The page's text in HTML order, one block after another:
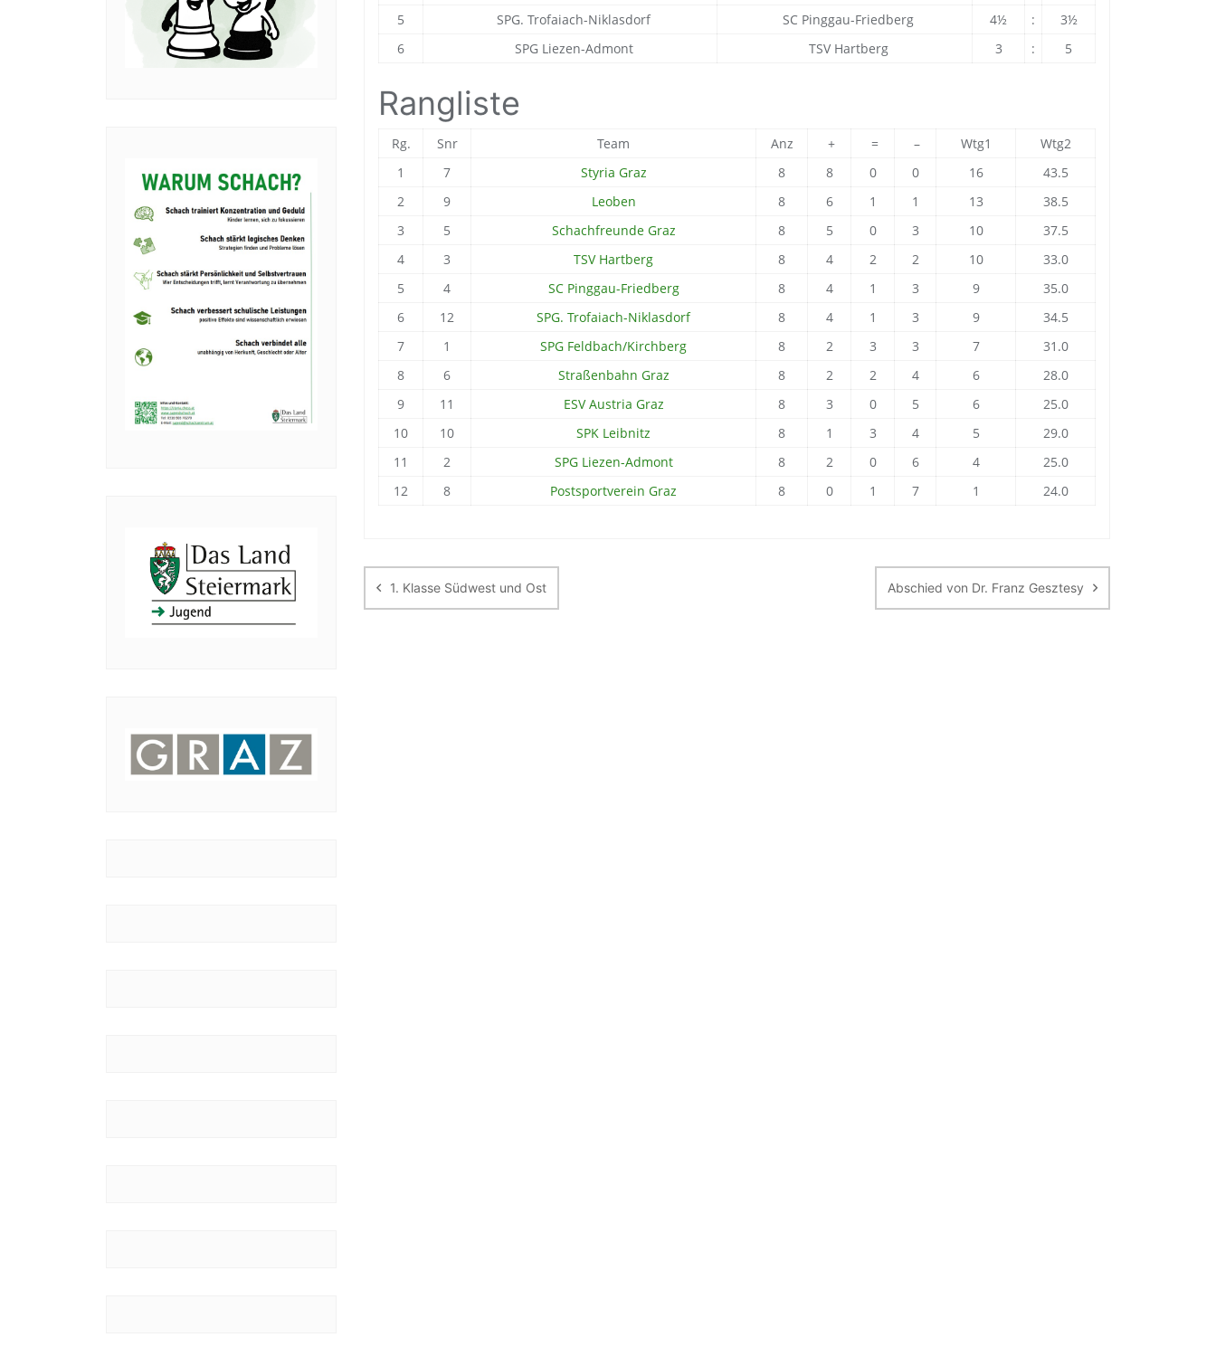
5
SPG. Trofaiach-Niklasdorf SC Pinggau-Friedberg 4½ :
3½
6
SPG Liezen-Admont TSV Hartberg 3 : 5
Rangliste
Rg. Snr Team Anz + = – Wtg1
Wtg2
1
7 Styria Graz 8 8 0 0 16
43.5
2
9 Leoben 8 6 1 1 13
38.5
3
5 Schachfreunde Graz 8 5 0 3 10
37.5
4
3 TSV Hartberg 8 4 2 2 10
33.0
5
4 SC Pinggau-Friedberg 8 4 1 3 9
35.0
6
12 SPG. Trofaiach-Niklasdorf 8 4 1 3 9
34.5
7
1 SPG Feldbach/Kirchberg 8 2 3 3 7
31.0
8
6 Straßenbahn Graz 8 2 2 4 6
28.0
9
11 ESV Austria Graz 8 3 0 5 6
25.0
10
10 SPK Leibnitz 8 1 3 4 5
29.0
11
2 SPG Liezen-Admont 8 2 0 6 4
25.0
12
8 Postsportverein Graz 8 0 1 7 1 24.0
1. Klasse Südwest und Ost Abschied von Dr. Franz Gesztesy